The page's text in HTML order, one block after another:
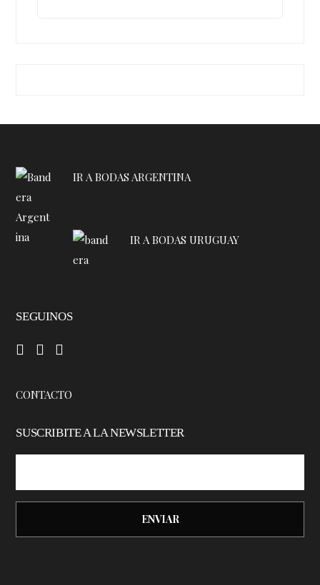
IR A BODAS ARGENTINA
IR A BODAS URUGUAY
SEGUINOS
CONTACTO
SUSCRIBITE A LA NEWSLETTER